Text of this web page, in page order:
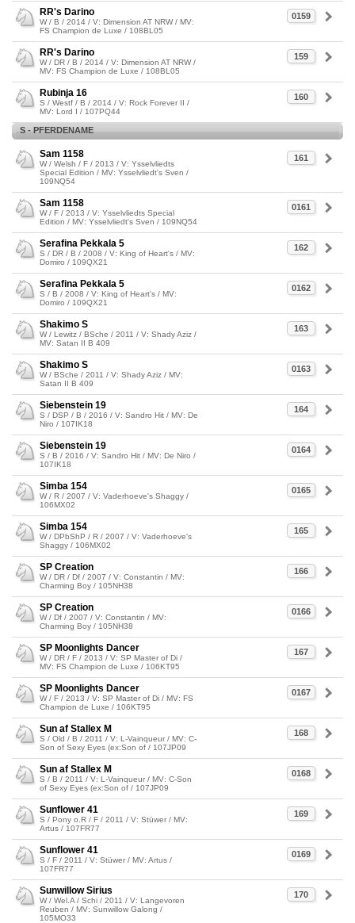
0159
RR's Darino
W / B / 2014 / V: Dimension AT NRW / MV:
FS Champion de Luxe / 108BL05
159
RR's Darino
W / DR / B / 2014 / V: Dimension AT NRW /
MV: FS Champion de Luxe / 108BL05
160
Rubinja 16
S / Westf / B / 2014 / V: Rock Forever II /
MV: Lord I / 107PQ44
S - PFERDENAME
161
Sam 1158
W / Welsh / F / 2013 / V: Ysselvliedts
Special Edition / MV: Ysselvliedt's Sven /
109NQ54
0161
Sam 1158
W / F / 2013 / V: Ysselvliedts Special
Edition / MV: Ysselvliedt's Sven / 109NQ54
162
Serafina Pekkala 5
S / DR / B / 2008 / V: King of Heart's / MV:
Domiro / 109QX21
0162
Serafina Pekkala 5
S / B / 2008 / V: King of Heart's / MV:
Domiro / 109QX21
163
Shakimo S
W / Lewitz / BSche / 2011 / V: Shady Aziz /
MV: Satan II B 409
0163
Shakimo S
W / BSche / 2011 / V: Shady Aziz / MV:
Satan II B 409
164
Siebenstein 19
S / DSP / B / 2016 / V: Sandro Hit / MV: De
Niro / 107IK18
0164
Siebenstein 19
S / B / 2016 / V: Sandro Hit / MV: De Niro /
107IK18
0165
Simba 154
W / R / 2007 / V: Vaderhoeve's Shaggy /
106MX02
165
Simba 154
W / DPbShP / R / 2007 / V: Vaderhoeve's
Shaggy / 106MX02
166
SP Creation
W / DR / Df / 2007 / V: Constantin / MV:
Charming Boy / 105NH38
0166
SP Creation
W / Df / 2007 / V: Constantin / MV:
Charming Boy / 105NH38
167
SP Moonlights Dancer
W / DR / F / 2013 / V: SP Master of Di /
MV: FS Champion de Luxe / 106KT95
0167
SP Moonlights Dancer
W / F / 2013 / V: SP Master of Di / MV: FS
Champion de Luxe / 106KT95
168
Sun af Stallex M
S / Old / B / 2011 / V: L-Vainqueur / MV: C-
Son of Sexy Eyes (ex:Son of / 107JP09
0168
Sun af Stallex M
S / B / 2011 / V: L-Vainqueur / MV: C-Son
of Sexy Eyes (ex:Son of / 107JP09
169
Sunflower 41
S / Pony o.R / F / 2011 / V: Stüwer / MV:
Artus / 107FR77
0169
Sunflower 41
S / F / 2011 / V: Stüwer / MV: Artus /
107FR77
170
Sunwillow Sirius
W / Wel.A / Schi / 2011 / V: Langevoren
Reuben / MV: Sunwillow Galong /
105MO33